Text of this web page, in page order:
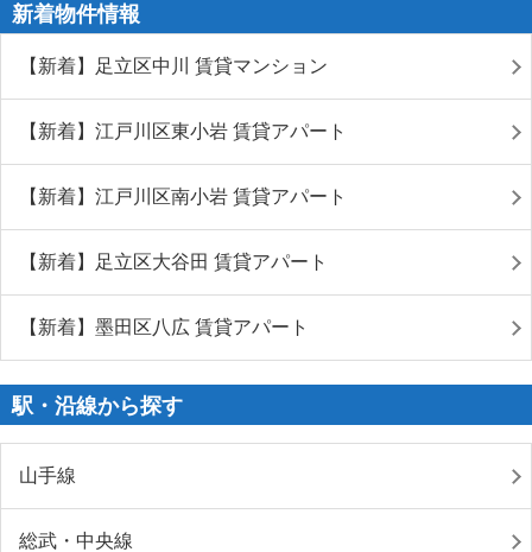
新着物件情報
【新着】足立区中川 賃貸マンション
【新着】江戸川区東小岩 賃貸アパート
【新着】江戸川区南小岩 賃貸アパート
【新着】足立区大谷田 賃貸アパート
【新着】墨田区八広 賃貸アパート
駅・沿線から探す
山手線
総武・中央線